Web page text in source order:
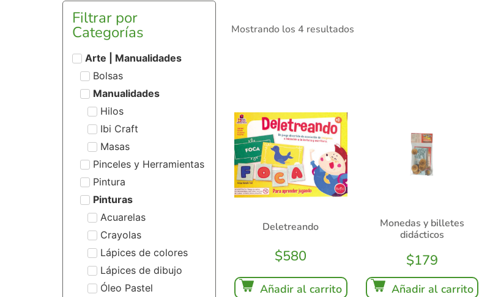
Filtrar por
Categorías
Arte | Manualidades
Bolsas
Manualidades
Hilos
Ibi Craft
Masas
Pinceles y Herramientas
Pintura
Pinturas
Acuarelas
Crayolas
Lápices de colores
Lápices de dibujo
Óleo Pastel
Mostrando los 4 resultados
Deletreando
$580
Añadir al carrito
Monedas y billetes
didácticos
$179
Añadir al carrito